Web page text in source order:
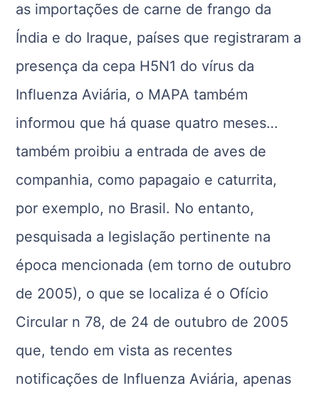
as importações de carne de frango da
Índia e do Iraque, países que registraram a
presença da cepa H5N1 do vírus da
Influenza Aviária, o MAPA também
informou que há quase quatro meses…
também proibiu a entrada de aves de
companhia, como papagaio e caturrita,
por exemplo, no Brasil. No entanto,
pesquisada a legislação pertinente na
época mencionada (em torno de outubro
de 2005), o que se localiza é o Ofício
Circular n 78, de 24 de outubro de 2005
que, tendo em vista as recentes
notificações de Influenza Aviária, apenas